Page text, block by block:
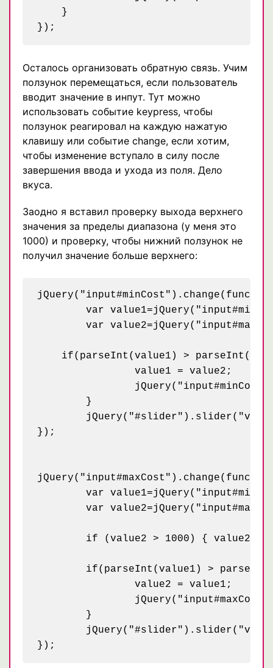
    }
Осталось организовать обратную связь. Учим
ползунок перемещаться, если пользователь
вводит значение в инпут. Тут можно
использовать событие keypress, чтобы
ползунок реагировал на каждую нажатую
клавишу или событие change, если хотим,
чтобы изменение вступало в силу после
завершения ввода и ухода из поля. Дело
вкуса.
Заодно я вставил проверку выхода верхнего
значения за пределы диапазона (у меня это
1000) и проверку, чтобы нижний ползунок не
получил значение больше верхнего:
if(parseInt(value1) >
});